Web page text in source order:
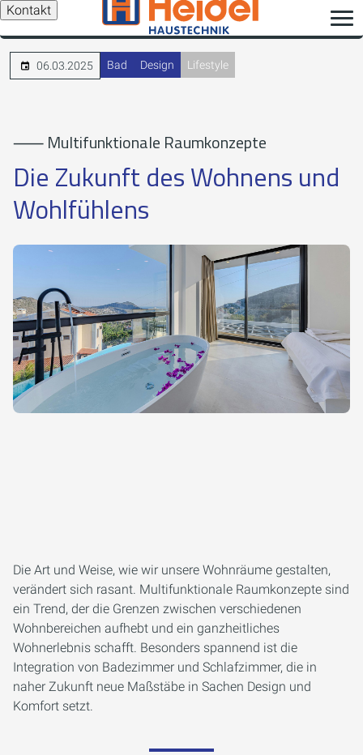
Kontakt
06.03.2025 Bad Design Lifestyle
⸺ Multifunktionale Raumkonzepte
Die Zukunft des Wohnens und
Wohlfühlens
Die Art und Weise, wie wir unsere Wohnräume gestalten,
verändert sich rasant. Multifunktionale Raumkonzepte sind
ein Trend, der die Grenzen zwischen verschiedenen
Wohnbereichen aufhebt und ein ganzheitliches
Wohnerlebnis schafft. Besonders spannend ist die
Integration von Badezimmer und Schlafzimmer, die in
naher Zukunft neue Maßstäbe in Sachen Design und
Komfort setzt.